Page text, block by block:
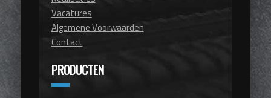
Vacatures
Algemene Voorwaarden
Contact
PRODUCTEN